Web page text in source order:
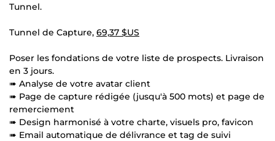
Tunnel.
Tunnel de Capture, 69,37 $US
Poser les fondations de votre liste de prospects. Livraison
en 3 jours.
➠ Analyse de votre avatar client
➠ Page de capture rédigée (jusqu'à 500 mots) et page de
remerciement
➠ Design harmonisé à votre charte, visuels pro, favicon
➠ Email automatique de délivrance et tag de suivi